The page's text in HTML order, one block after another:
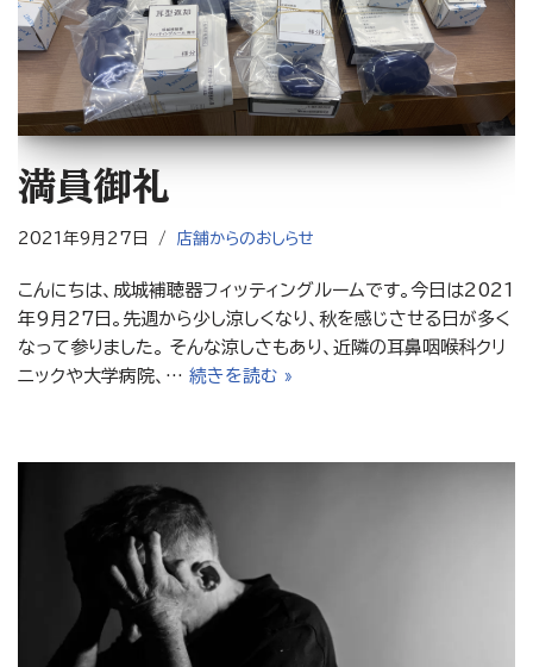
満員御礼
2021年9月27日 店舗からのおしらせ
こんにちは、成城補聴器フィッティングルームです。今日は2021
年9月27日。先週から少し涼しくなり、秋を感じさせる日が多く
なって参りました。 そんな涼しさもあり、近隣の耳鼻咽喉科クリ
ニックや大学病院、… 続きを読む »